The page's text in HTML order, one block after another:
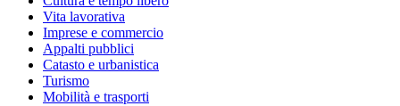
Vita lavorativa
Imprese e commercio
Appalti pubblici
Catasto e urbanistica
Turismo
Mobilità e trasporti